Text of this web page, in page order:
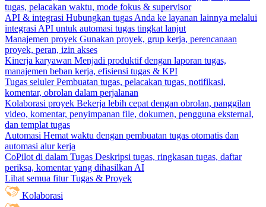
tugas, pelacakan waktu, mode fokus & supervisor
API & integrasi Hubungkan tugas Anda ke layanan lainnya melalui
integrasi API untuk automasi tugas tingkat lanjut
Manajemen proyek Gunakan proyek, grup kerja, perencanaan
proyek, peran, izin akses
Kinerja karyawan Menjadi produktif dengan laporan tugas,
manajemen beban kerja, efisiensi tugas & KPI
Tugas seluler Pembuatan tugas, pelacakan tugas, notifikasi,
komentar, obrolan dalam perjalanan
Kolaborasi proyek Bekerja lebih cepat dengan obrolan, panggilan
video, komentar, penyimpanan file, dokumen, pengguna eksternal,
dan templat tugas
Automasi Hemat waktu dengan pembuatan tugas otomatis dan
automasi alur kerja
CoPilot di dalam Tugas Deskripsi tugas, ringkasan tugas, daftar
periksa, komentar yang dihasilkan AI
Lihat semua fitur Tugas & Proyek
Kolaborasi